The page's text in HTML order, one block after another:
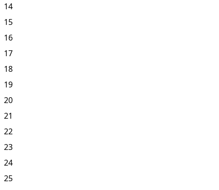
14
15
16
17
18
19
20
21
22
23
24
25